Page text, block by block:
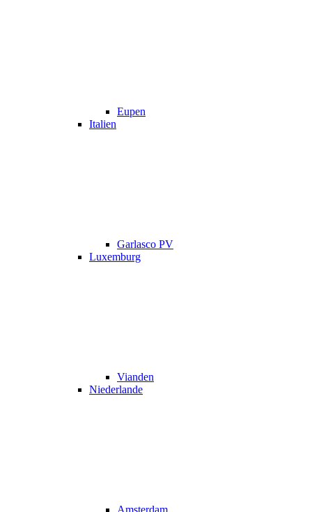
Eupen
Italien
Garlasco PV
Luxemburg
Vianden
Niederlande
Amsterdam